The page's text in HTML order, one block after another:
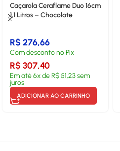
Caçarola Ceraflame Duo 16cm
1,1 Litros – Chocolate
R$276,66
Com desconto no Pix
R$307,40
Em até6x deR$51,23sem
juros
ADICIONAR AO CARRINHO